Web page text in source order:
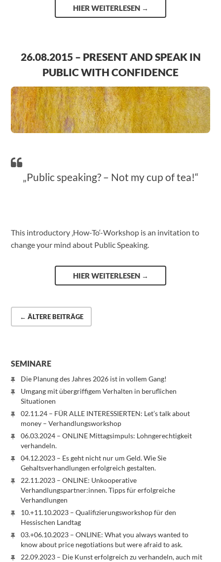
HIER WEITERLESEN →
26.08.2015 – PRESENT AND SPEAK IN
PUBLIC WITH CONFIDENCE
„Public speaking? – Not my cup of tea!“
This introductory ‚How-To‘-Workshop is an invitation to
change your mind about Public Speaking.
HIER WEITERLESEN →
← ÄLTERE BEITRÄGE
SEMINARE
Die Planung des Jahres 2026 ist in vollem Gang!
Umgang mit übergriffigem Verhalten in beruflichen
Situationen
02.11.24 – FÜR ALLE INTERESSIERTEN: Let’s talk about
money – Verhandlungsworkshop
06.03.2024 – ONLINE Mittagsimpuls: Lohngerechtigkeit
verhandeln.
04.12.2023 – Es geht nicht nur um Geld. Wie Sie
Gehaltsverhandlungen erfolgreich gestalten.
22.11.2023 – ONLINE: Unkooperative
Verhandlungspartner:innen. Tipps für erfolgreiche
Verhandlungen
10.+11.10.2023 – Qualifizierungsworkshop für den
Hessischen Landtag
03.+06.10.2023 – ONLINE: What you always wanted to
know about price negotiations but were afraid to ask.
22.09.2023 – Die Kunst erfolgreich zu verhandeln, auch mit